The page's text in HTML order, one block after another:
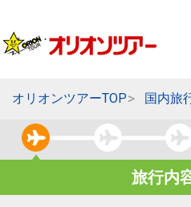
オリオンツアーTOP 国内旅
旅行内